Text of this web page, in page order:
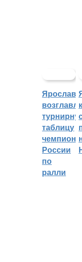
таблицу
России
по
ралли